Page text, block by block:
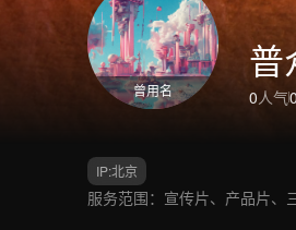
曾用名
普
0人气0
IP:北京
服务范围：宣传片、产品片、